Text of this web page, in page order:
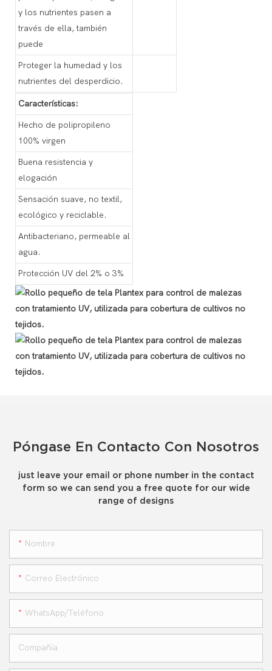
y los nutrientes pasen a
través de ella, también
puede
Proteger la humedad y los
nutrientes del desperdicio.
Características:
Hecho de polipropileno
100% virgen
Buena resistencia y
elogación
Sensación suave, no textil,
ecológico y reciclable.
Antibacteriano, permeable al
agua.
Protección UV del 2% o 3%
Póngase En Contacto Con Nosotros
just leave your email or phone number in the contact
form so we can send you a free quote for our wide
range of designs
Nombre
Correo Electrónico
WhatsApp/teléfono
Compañía